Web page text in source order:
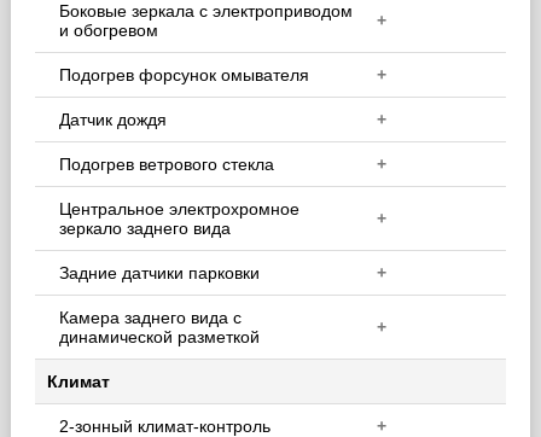
Боковые зеркала с электроприводом
и обогревом
+
Подогрев форсунок омывателя +
Датчик дождя +
Подогрев ветрового стекла +
Центральное электрохромное
зеркало заднего вида
+
Задние датчики парковки +
Камера заднего вида с
динамической разметкой
+
Климат
2-зонный климат-контроль +